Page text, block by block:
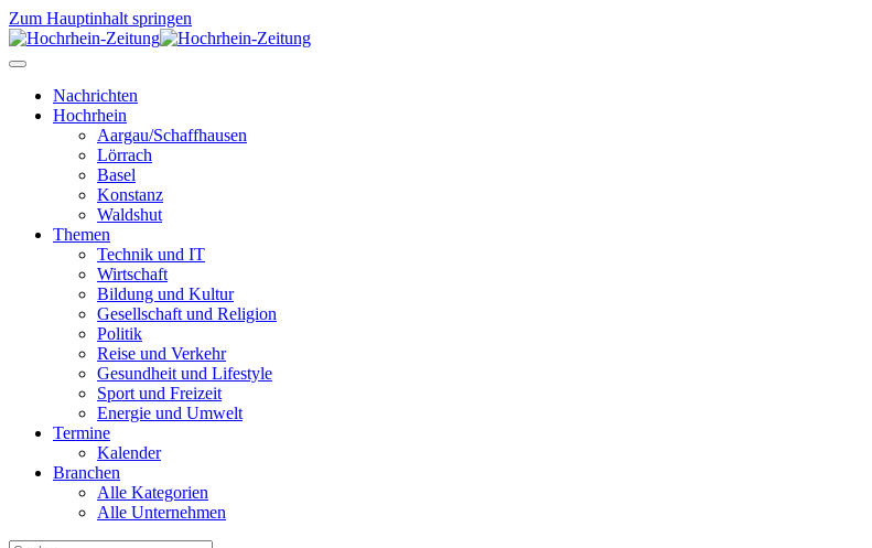
Zum Hauptinhalt springen
Nachrichten
Hochrhein
Aargau/Schaffhausen
Lörrach
Basel
Konstanz
Waldshut
Themen
Technik und IT
Wirtschaft
Bildung und Kultur
Gesellschaft und Religion
Politik
Reise und Verkehr
Gesundheit und Lifestyle
Sport und Freizeit
Energie und Umwelt
Termine
Kalender
Branchen
Alle Kategorien
Alle Unternehmen